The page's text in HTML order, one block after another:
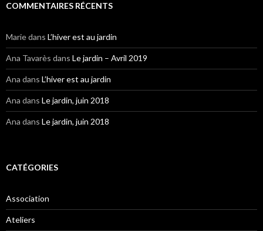
COMMENTAIRES RÉCENTS
Mariedans L’hiver est au jardin
Ana Tavarès dans Le jardin – Avril 2019
Ana dans L’hiver est au jardin
Ana dans Le jardin, juin 2018
Ana dans Le jardin, juin 2018
CATÉGORIES
Association
Ateliers